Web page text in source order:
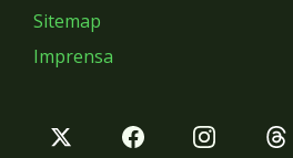
Sitemap
Imprensa